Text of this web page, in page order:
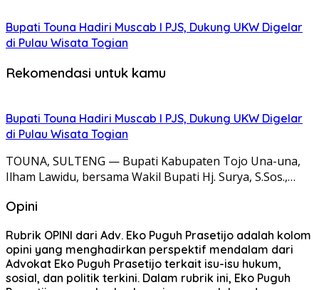
Bupati Touna Hadiri Muscab I PJS, Dukung UKW Digelar
di Pulau Wisata Togian
Rekomendasi untuk kamu
Bupati Touna Hadiri Muscab I PJS, Dukung UKW Digelar
di Pulau Wisata Togian
TOUNA, SULTENG — Bupati Kabupaten Tojo Una-una,
Ilham Lawidu, bersama Wakil Bupati Hj. Surya, S.Sos.,…
Opini
Rubrik OPINI dari Adv. Eko Puguh Prasetijo adalah kolom
opini yang menghadirkan perspektif mendalam dari
Advokat Eko Puguh Prasetijo terkait isu-isu hukum,
sosial, dan politik terkini. Dalam rubrik ini, Eko Puguh